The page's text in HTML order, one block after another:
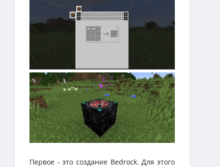
Первое - это создание Bedrock. Для этого